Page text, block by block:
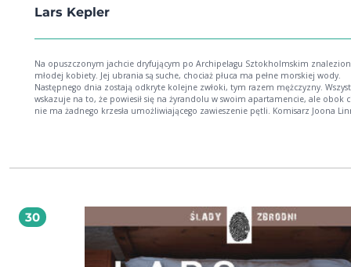
Lars Kepler
Na opuszczonym jachcie dryfującym po Archipelagu Sztokholmskim
młodej kobiety. Jej ubrania są suche, chociaż płuca ma pełne morskiej wody.
Następnego dnia zostają odkryte kolejne zwłoki, tym razem mężczyzny.
wskazuje na to, że powiesił się na żyrandolu w swoim apartamencie, ale obok
nie ma żadnego krzesła umożliwiającego zawieszenie pętli. Komisarz Joona
30